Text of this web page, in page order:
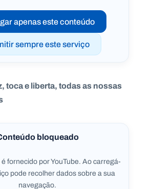
apenas este conteúdo
sempre este serviço
toca e liberta, todas as nossas
bloqueado
fornecido por YouTube. Ao carregá-
pode recolher dados sobre a sua
navegação.